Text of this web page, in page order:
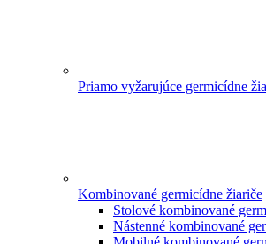
Priamo vyžarujúce germicídne
Kombinované germicídne žiariče
Stolové kombinované
Nástenné kombinované